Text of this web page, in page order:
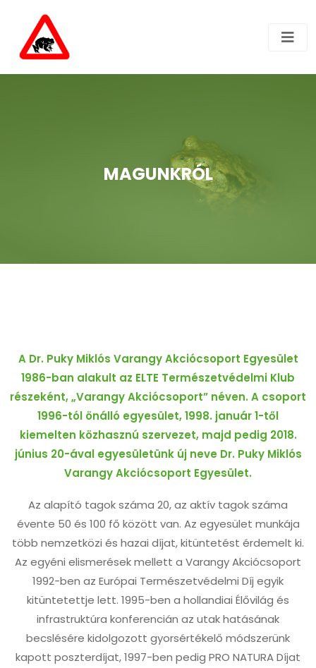
MAGUNKRÓL
A Dr. Puky Miklós Varangy Akciócsoport Egyesület
1986-ban alakult az ELTE Természetvédelmi Klub
részeként, „Varangy Akciócsoport” néven. A csoport
1996-tól önálló egyesület, 1998. január 1-től
kiemelten közhasznú szervezet, majd pedig 2018.
június 20-ával egyesületünk új neve Dr. Puky Miklós
Varangy Akciócsoport Egyesület.
Az alapító tagok száma 20, az aktív tagok száma
évente 50 és 100 fő között van. Az egyesület munkája
több nemzetközi és hazai díjat, kitüntetést érdemelt ki.
Az egyéni elismerések mellett a Varangy Akciócsoport
1992-ben az Európai Természetvédelmi Díj egyik
kitüntetettje lett. 1995-ben a hollandiai Élővilág és
infrastruktúra konferencián az utak hatásának
becslésére kidolgozott gyorsértékelő módszerünk
kapott poszterdíjat, 1997-ben pedig PRO NATURA Díjat